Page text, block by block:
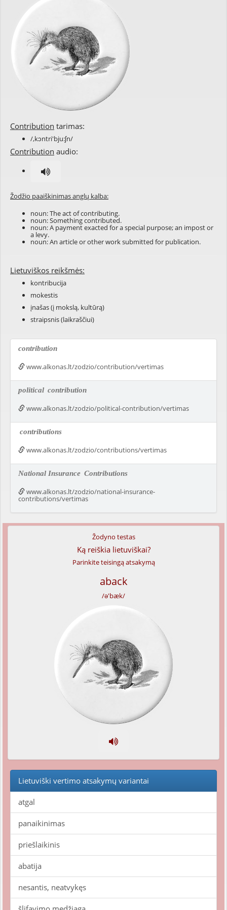
Contribution tarimas:
/,kɔntri'bju:ʃn/
Contribution audio:
Žodžio paaiškinimas anglų kalba:
noun: The act of contributing.
noun: Something contributed.
noun: A payment exacted for a special purpose; an impost or
a levy.
noun: An article or other work submitted for publication.
Lietuviškos reikšmės:
kontribucija
mokestis
įnašas (į mokslą, kultūrą)
straipsnis (laikraščiui)
contribution
www.alkonas.lt/zodzio/contribution/vertimas
political contribution
www.alkonas.lt/zodzio/political-contribution/vertimas
contributions
www.alkonas.lt/zodzio/contributions/vertimas
National Insurance Contributions
www.alkonas.lt/zodzio/national-insurance-
contributions/vertimas
Žodyno testas
Ką reiškia lietuviškai?
Parinkite teisingą atsakymą
aback
/ə'bæk/
Lietuviški vertimo atsakymų variantai
atgal
panaikinimas
priešlaikinis
abatija
nesantis, neatvykęs